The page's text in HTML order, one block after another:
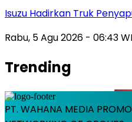
Isuzu Hadirkan Truk
Rabu, 5 Agu 2026 - 06:43
Trending
PT. WAHANA MEDIA